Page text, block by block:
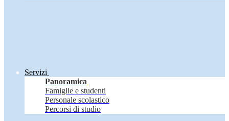
Servizi
Panoramica
Famiglie e studenti
Personale scolastico
Percorsi di studio